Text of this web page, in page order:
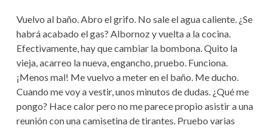
Vuelvo al baño. Abro el grifo. No sale el agua caliente. ¿Se
habrá acabado el gas? Albornoz y vuelta a la cocina.
Efectivamente, hay que cambiar la bombona. Quito la
vieja, acarreo la nueva, engancho, pruebo. Funciona.
¡Menos mal! Me vuelvo a meter en el baño. Me ducho.
Cuando me voy a vestir, unos minutos de dudas. ¿Qué me
pongo? Hace calor pero no me parece propio asistir a una
reunión con una camisetina de tirantes. Pruebo varias